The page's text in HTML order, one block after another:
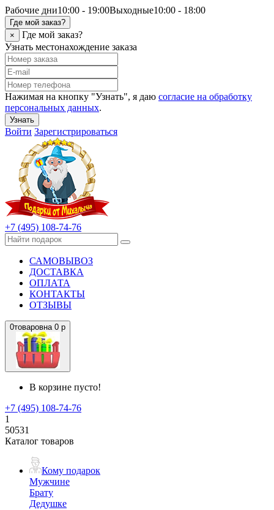
Рабочие дни10:00 - 19:00Выходные10:00 - 18:00
Где мой заказ?
×
Где мой заказ?
Узнать местонахождение заказа
Нажимая на кнопку "Узнать", я даю согласие на обработку
персональных данных.
Узнать
Войти Зарегистрироваться
+7 (495) 108-74-76
САМОВЫВОЗ
ДОСТАВКА
ОПЛАТА
КОНТАКТЫ
ОТЗЫВЫ
0товаровна 0 р
В корзине пусто!
+7 (495) 108-74-76
1
50531
Каталог товаров
Кому подарок
Мужчине
Брату
Дедушке